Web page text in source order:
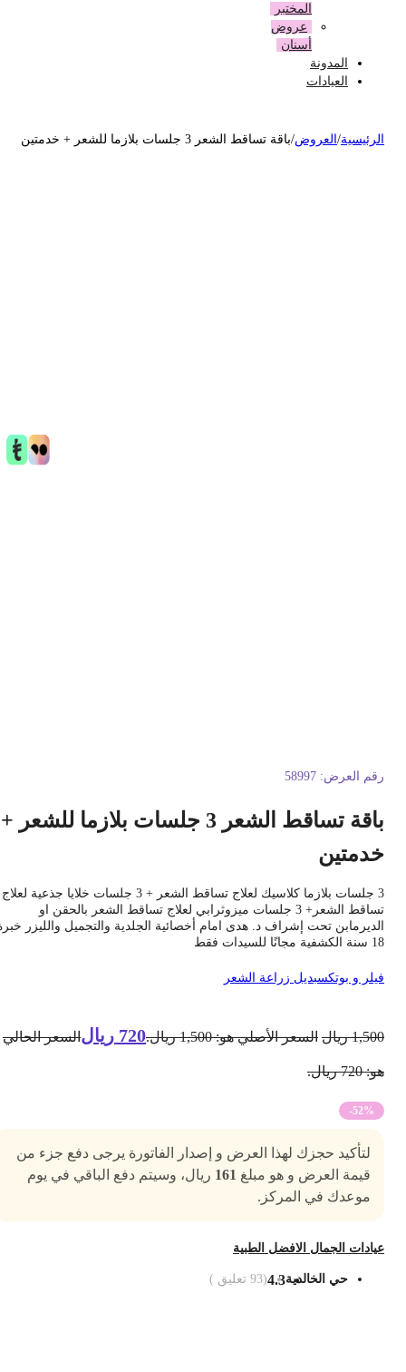
المختبر
عروض
أسنان
المدونة
العيادات
/العروض باقة تساقط الشعر 3 جلسات بلازما للشعر + خدمتين
العرض: 58997
باقة تساقط الشعر 3 جلسات بلازما للشعر +
3 جلسات بلازما كلاسيك لعلاج تساقط الشعر + 3 جلسات خلايا جذعية لعلاج
تساقط الشعر+ 3 جلسات ميزوثرابي لعلاج تساقط الشعر بالحقن او
تحت إشراف د. هدى امام أخصائية الجلدية والتجميل والليزر خبرة
و بوتكسبديل زراعة الشعر
ريال السعر الأصلي هو: 1,500 ريال. 720 ريال السعر الحالي
-52%
لتأكيد حجزك لهذا العرض و إصدار الفاتورة يرجى دفع جزء من
قيمة العرض و هو مبلغ161 ريال، وسيتم دفع الباقي في يوم
موعدك في المركز.
الجمال الافضل الطبية
حي الخالدية4.3
(
93تعليق )